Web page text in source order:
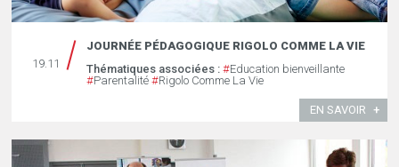
19.11
JOURNÉE PÉDAGOGIQUE RIGOLO COMME LA VIE
Thématiques associées : #Education bienveillante
#Parentalité #Rigolo Comme La Vie
EN SAVOIR